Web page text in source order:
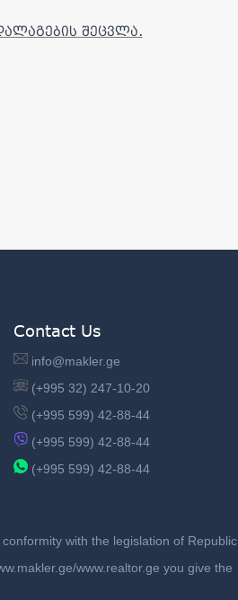
შეცვლა.
Contact Us
info@makler.ge
(+995 32) 247-10-20
(+995 599) 42-88-44
(+995 599) 42-88-44
(+995 599) 42-88-44
with the legislation of Republic
www.realtor.ge you give the